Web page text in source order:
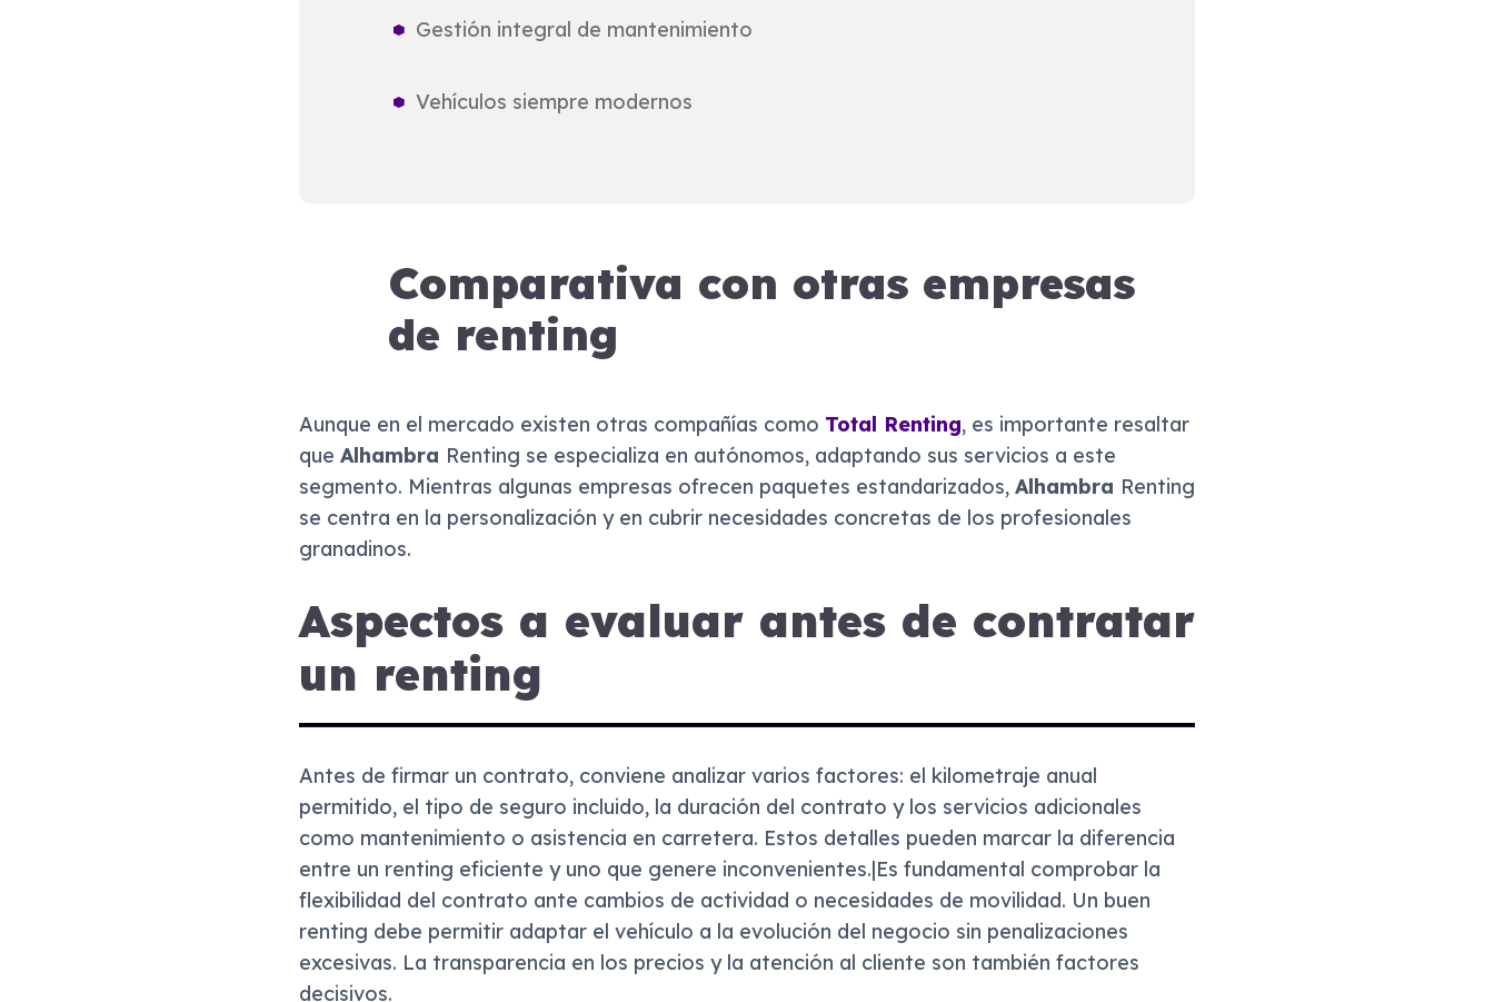
Gestión integral de mantenimiento
Vehículos siempre modernos
Comparativa con otras empresas
de renting
Aunque en el mercado existen otras compañías como Total Renting, es importante resaltar
que Alhambra Renting se especializa en autónomos, adaptando sus servicios a este
segmento. Mientras algunas empresas ofrecen paquetes estandarizados, Alhambra Renting
se centra en la personalización y en cubrir necesidades concretas de los profesionales
granadinos.
Aspectos a evaluar antes de contratar
un renting
Antes de firmar un contrato, conviene analizar varios factores: el kilometraje anual
permitido, el tipo de seguro incluido, la duración del contrato y los servicios adicionales
como mantenimiento o asistencia en carretera. Estos detalles pueden marcar la diferencia
entre un renting eficiente y uno que genere inconvenientes.|Es fundamental comprobar la
flexibilidad del contrato ante cambios de actividad o necesidades de movilidad. Un buen
renting debe permitir adaptar el vehículo a la evolución del negocio sin penalizaciones
excesivas. La transparencia en los precios y la atención al cliente son también factores
decisivos.